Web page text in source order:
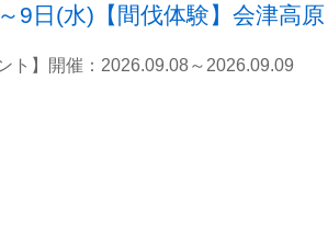
9日(水)【間伐体験】会津高
ト】開催：2026.09.08～2026.09.09